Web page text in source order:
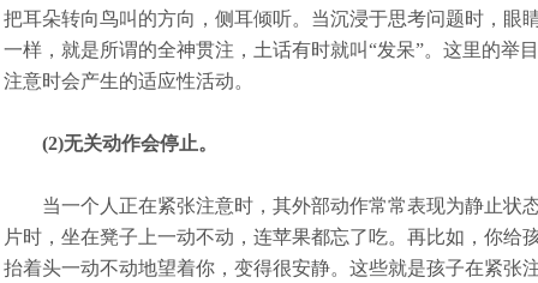
把耳朵转向鸟叫的方向，侧耳倾听。当沉浸于思考问题时，眼
一样，就是所谓的全神贯注，土话有时就叫“发呆”。这里的举
注意时会产生的适应性活动。
(2)无关动作会停止。
当一个人正在紧张注意时，其外部动作常常表现为静止状
片时，坐在凳子上一动不动，连苹果都忘了吃。再比如，你给
抬着头一动不动地望着你，变得很安静。这些就是孩子在紧张